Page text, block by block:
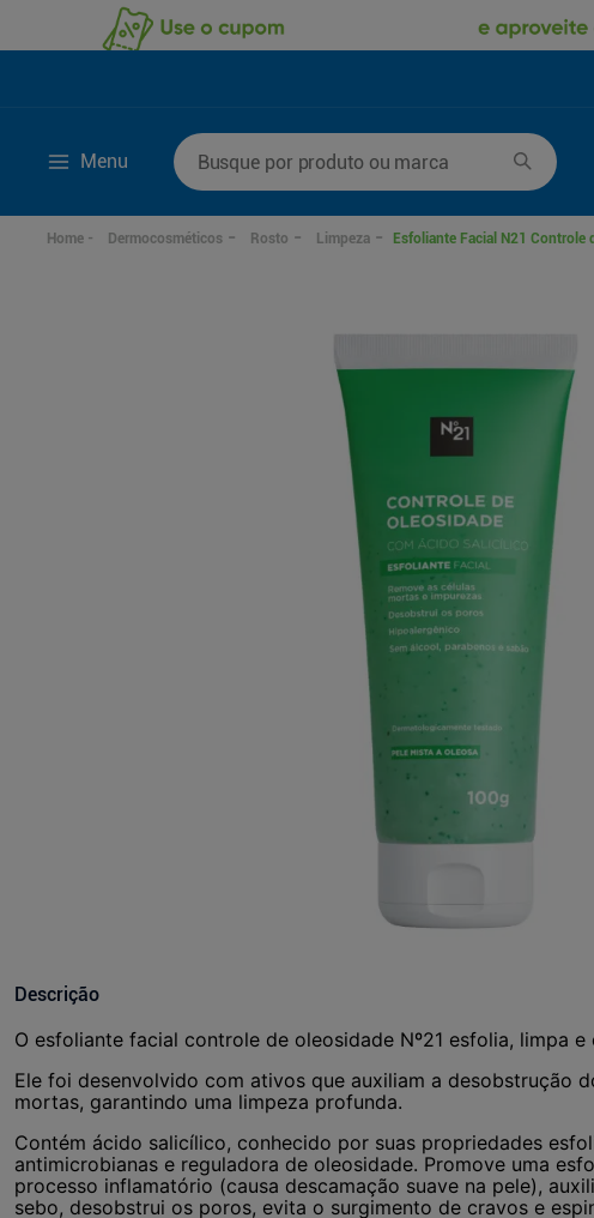
Menu
Busque por produto ou marca
Dermocosméticos Rosto Limpeza Esfoliante Facial N21 Controle
Descrição
O esfoliante facial controle de oleosidade Nº21 esfolia, limpa
Ele foi desenvolvido com ativos que auxiliam a desobstrução
mortas, garantindo uma limpeza profunda.
Contém ácido salicílico, conhecido por suas propriedades
antimicrobianas e reguladora de oleosidade. Promove uma
processo inflamatório (causa descamação suave na pele),
sebo, desobstrui os poros, evita o surgimento de cravos e
Termos mais buscados
sabonete